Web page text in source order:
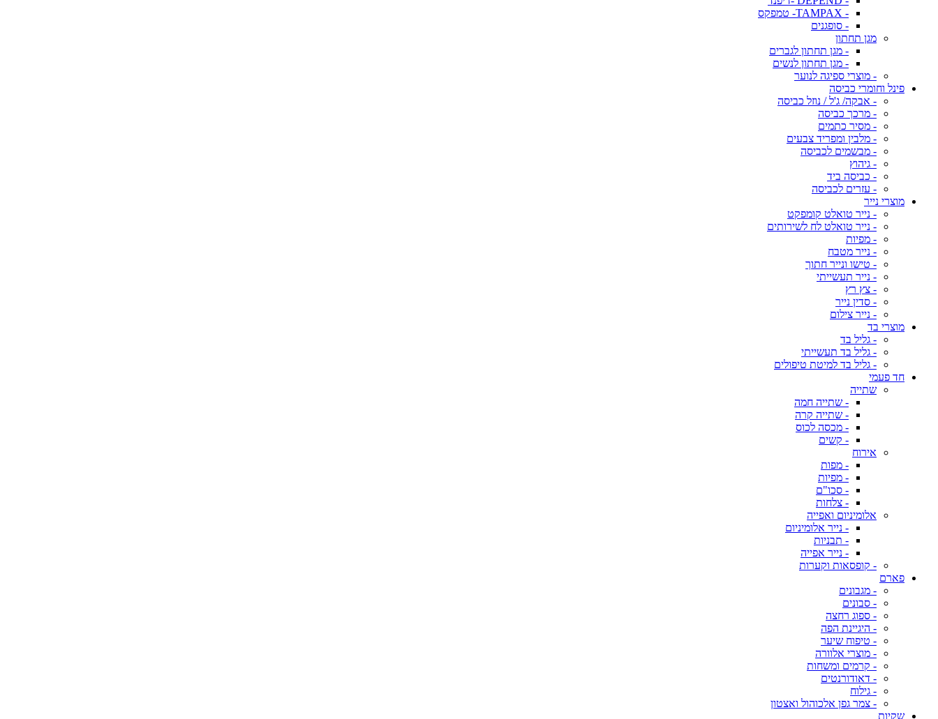
- TAMPAX- טמפקס
- סופגנים
מגן תחתון
- מגן תחתון לגברים
- מגן תחתון לנשים
- מוצרי ספיגה לנוער
פינל וחומרי כביסה
- אבקה/ ג'ל / נוזל כביסה
- מרכך כביסה
- מסיר כתמים
- מלבין ומפריד צבעים
- מבשמים לכביסה
- גיהוץ
- כביסה ביד
- עזרים לכביסה
מוצרי נייר
- נייר טואלט קומפקט
- נייר טואלט לח לשירותים
- מפיות
- נייר מטבח
- טישו ונייר חתוך
- נייר תעשייתי
- צץ רץ
- סדין נייר
- נייר צילום
מוצרי בד
- גליל בד
- גליל בד תעשייתי
- גליל בד למיטת טיפולים
חד פעמי
שתייה
- שתייה חמה
- שתייה קרה
- מכסה לכוס
- קשים
אירוח
- מפות
- מפיות
- סכו"ם
- צלחות
אלומיניום ואפייה
- נייר אלומיניום
- תבניות
- נייר אפייה
- קופסאות וקערות
פארם
- מגבונים
- סבונים
- ספוג רחצה
- היגיינת הפה
- טיפוח שיער
- מוצרי אלוורה
- קרמים ומשחות
- דאודורנטים
- גילוח
- צמר גפן אלכוהול ואצטון
שקיות